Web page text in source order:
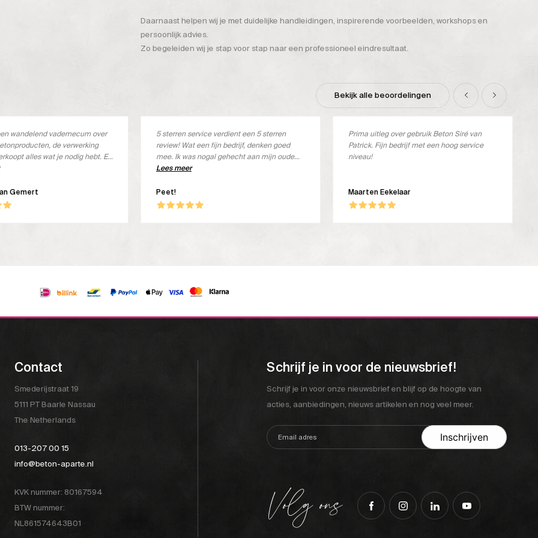
Daarnaast helpen wij je met duidelijke handleidingen, inspirerende voorbeelden, workshops en
persoonlijk advies.
Zo begeleiden wij je stap voor stap naar een professioneel eindresultaat.
Bekijk alle beoordelingen
Gemert
wandelend vademecum over
de verwerking
alles wat je nodig hebt. En
goed
Peet!
5 sterren service verdient een 5 sterren
review! Wat een fijn bedrijf, denken goed
mee. Ik was nogal gehecht aan mijn oude
merk, maar deze wordt niet meer verkocht.
product ontvangen, geheel kosteloos en ik
ben om! Wat een goed product, in dit geval
en een prachtige uitstraling. Top!
Lees meer
Maarten Eekelaar
Prima uitleg over gebruik Beton Siré van
Patrick. Fijn bedrijf met een hoog service
niveau!
Contact
Smederijstraat 19
5111 PT Baarle Nassau
The Netherlands
013-207 00 15
info@beton-aparte.nl
KVK nummer: 80167594
BTW nummer:
NL861574643B01
Schrijf je in voor de nieuwsbrief!
Schrijf je in voor onze nieuwsbrief en blijf op de hoogte van
acties, aanbiedingen, nieuws artikelen en nog veel meer.
Volg ons